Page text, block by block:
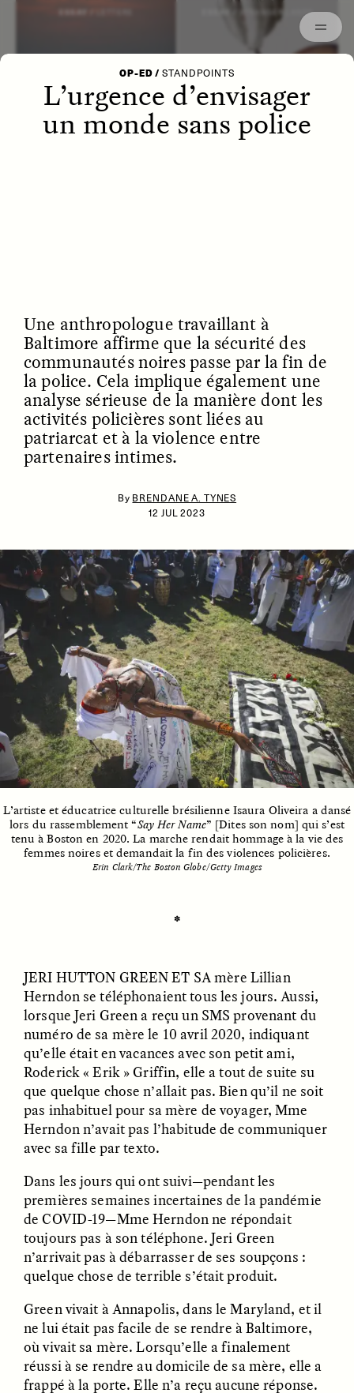
STRANGER LANDS
ESSAY /UNEARTHED POEM /REFLECTIONS
ESSAY / IN FLUX
Connections and
Conflicts With Seals in
a Scottish Archipelago
CAMELLIA BISWAS
POEM / BORDERLANDS
Sounding the Border
UZMA FALAK
OP-ED /STANDPOINTS
L’urgence d’envisager
un monde sans police
Une anthropologue travaillant à
Baltimore affirme que la sécurité des
communautés noires passe par la fin de
la police. Cela implique également une
analyse sérieuse de la manière dont les
activités policières sont liées au
patriarcat et à la violence entre
partenaires intimes.
By BRENDANE A. TYNES
12 JUL 2023
L’artiste et éducatrice culturelle brésilienne Isaura Oliveira a dansé
lors du rassemblement “Say Her Name” [Dites son nom] qui s’est
tenu à Boston en 2020. La marche rendait hommage à la vie des
femmes noires et demandait la fin des violences policières.
Erin Clark/The Boston Globe/Getty Images
✽
JERI HUTTON GREEN ET SAmère Lillian
Herndon se téléphonaient tous les jours. Aussi,
lorsque Jeri Green a reçu un SMS provenant du
numéro de sa mère le 10 avril 2020, indiquant
qu’elle était en vacances avec son petit ami,
Roderick « Erik » Griffin, elle a tout de suite su
que quelque chose n’allait pas. Bien qu’il ne soit
pas inhabituel pour sa mère de voyager, Mme
Herndon n’avait pas l’habitude de communiquer
avec sa fille par texto.
Dans les jours qui ont suivi—pendant les
premières semaines incertaines de la pandémie
de COVID-19—Mme Herndon ne répondait
toujours pas à son téléphone. Jeri Green
n’arrivait pas à débarrasser de ses soupçons :
quelque chose de terrible s’était produit.
Green vivait à Annapolis, dans le Maryland, et il
ne lui était pas facile de se rendre à Baltimore,
où vivait sa mère. Lorsqu’elle a finalement
réussi à se rendre au domicile de sa mère, elle a
frappé à la porte. Elle n’a reçu aucune réponse.